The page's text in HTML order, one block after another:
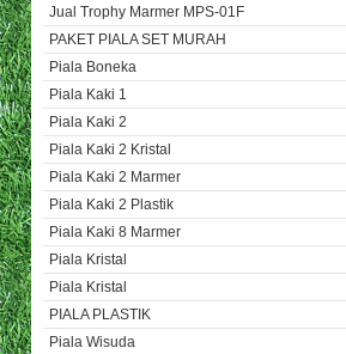
Jual Trophy Marmer MPS-01F
PAKET PIALA SET MURAH
Piala Boneka
Piala Kaki 1
Piala Kaki 2
Piala Kaki 2 Kristal
Piala Kaki 2 Marmer
Piala Kaki 2 Plastik
Piala Kaki 8 Marmer
Piala Kristal
Piala Kristal
PIALA PLASTIK
Piala Wisuda